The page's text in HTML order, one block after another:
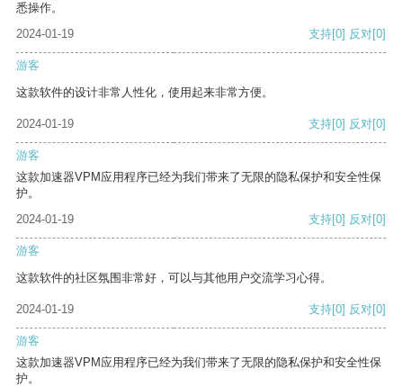
悉操作。
2024-01-19
支持[0] 反对[0]
游客
这款软件的设计非常人性化，使用起来非常方便。
2024-01-19 支持[0] 反对[0]
游客
这款加速器VPM应用程序已经为我们带来了无限的隐私保护和安全性保
护。
2024-01-19
支持[0] 反对[0]
游客
这款软件的社区氛围非常好，可以与其他用户交流学习心得。
2024-01-19 支持[0] 反对[0]
游客
这款加速器VPM应用程序已经为我们带来了无限的隐私保护和安全性保
护。